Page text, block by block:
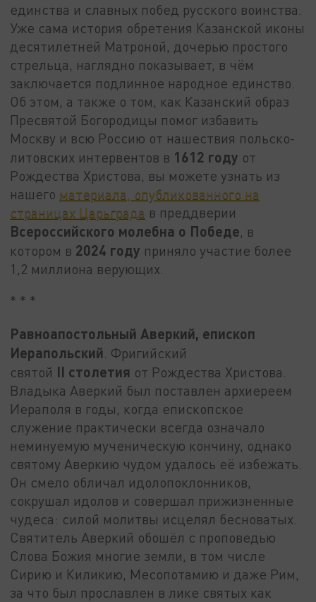
единства и славных побед русского воинства.
Уже сама история обретения Казанской иконы
десятилетней Матроной, дочерью простого
стрельца, наглядно показывает, в чём
заключается подлинное народное единство.
Об этом, а также о том, как Казанский образ
Пресвятой Богородицы помог избавить
Москву и всю Россию от нашествия польско-
литовских интервентов в 1612 году от
Рождества Христова, вы можете узнать из
нашего материала, опубликованного на
страницах Царьграда в преддверии
Всероссийского молебна о Победе, в
котором в 2024 году приняло участие более
1,2 миллиона верующих.
* * *
Равноапостольный Аверкий, епископ
Иерапольский . Фригийский
святой II столетия от Рождества Христова.
Владыка Аверкий был поставлен архиереем
Иераполя в годы, когда епископское
служение практически всегда означало
неминуемую мученическую кончину, однако
святому Аверкию чудом удалось её избежать.
Он смело обличал идолопоклонников,
сокрушал идолов и совершал прижизненные
чудеса: силой молитвы исцелял бесноватых.
Святитель Аверкий обошёл с проповедью
Слова Божия многие земли, в том числе
Сирию и Киликию, Месопотамию и даже Рим,
за что был прославлен в лике святых как